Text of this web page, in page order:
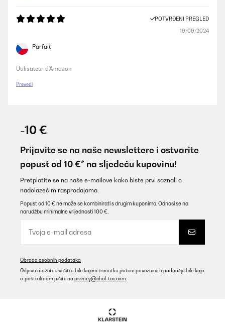
POTVRĐENI PREGLED
19/09/2024
Parfait
Utilisateur d'Amazon
Prevedi
-10 €
Prijavite se na naše newslettere i ostvarite
popust od 10 €* na sljedeću kupovinu!
Pretplatite se na naše e-mailove kako biste prvi saznali o
nadolazećim rasprodajama.
Popust od 10 € ne može se kombinirati s drugim kuponima. Odnosi se na
narudžbu minimalne vrijednosti 100 €.
Obrada osobnih podataka
Odjavu možete izvršiti u bilo kojem trenutku putem poveznice u podnožju bilo koje
e-pošte ili nam pišite na privacy@chal-tec.com